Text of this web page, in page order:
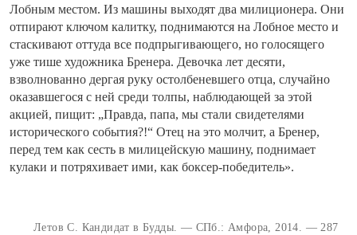
Лобным местом. Из машины выходят два милиционера. Они
отпирают ключом калитку, поднимаются на Лобное место и
стаскивают оттуда все подпрыгивающего, но голосящего
уже тише художника Бренера. Девочка лет десяти,
взволнованно дергая руку остолбеневшего отца, случайно
оказавшегося с ней среди толпы, наблюдающей за этой
акцией, пищит: „Правда, папа, мы стали свидетелями
исторического события?!“ Отец на это молчит, а Бренер,
перед тем как сесть в милицейскую машину, поднимает
кулаки и потряхивает ими, как боксер-победитель».
Летов С. Кандидат в Будды. — СПб.: Амфора, 2014. — 287